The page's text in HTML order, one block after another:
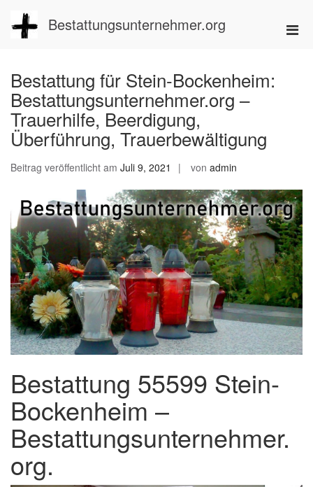
Inhalt
springen
Bestattungsunternehmer.org
Bestattung für Stein-Bockenheim:
Bestattungsunternehmer.org –
Trauerhilfe, Beerdigung,
Überführung, Trauerbewältigung
Beitrag veröffentlicht am Juli 9, 2021 von admin
Bestattung 55599 Stein-
Bockenheim –
Bestattungsunternehmer.
org.